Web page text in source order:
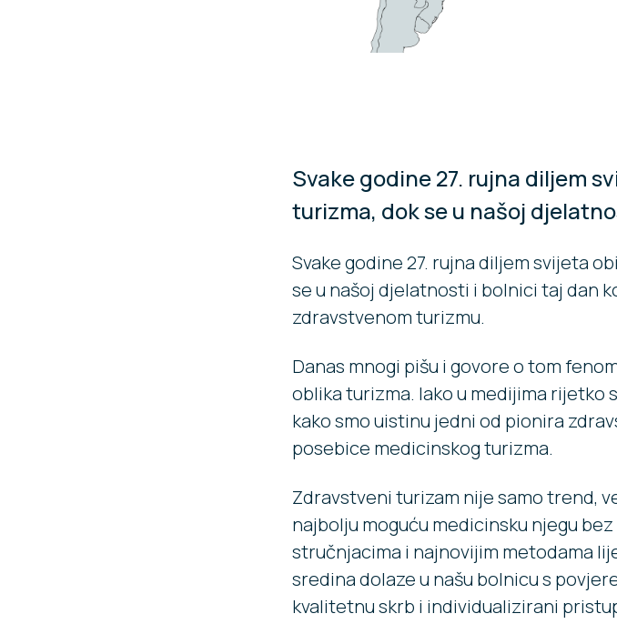
Svake godine 27. rujna diljem
turizma, dok se u našoj
Svake godine 27. rujna diljem svijeta
se u našoj djelatnosti i bolnici taj dan
zdravstvenom turizmu.
Danas mnogi pišu i govore o tom
oblika turizma. Iako u medijima rijetko
kako smo uistinu jedni od pionira
posebice medicinskog turizma.
Zdravstveni turizam nije samo trend,
najbolju moguću medicinsku njegu
stručnjacima i najnovijim metodama
sredina dolaze u našu bolnicu s
kvalitetnu skrb i individualizirani